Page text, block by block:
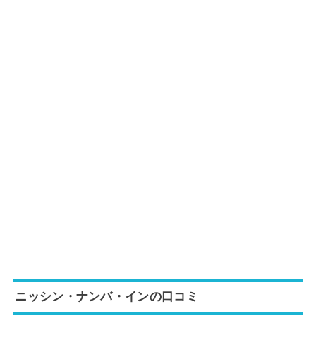
ニッシン・ナンバ・インの口コミ